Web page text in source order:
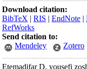
Download citation:
BibTeX |RIS |EndNote
RefWorks
Send citation to:
Mendeley
Zotero
Etemadifar D, yousefi